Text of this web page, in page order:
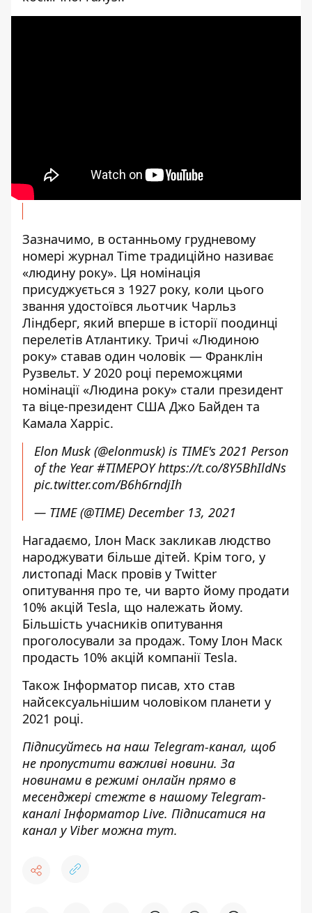
Зазначимо, в останньому грудневому
номері журнал Time традиційно називає
«людину року». Ця номінація
присуджується з 1927 року, коли цього
звання удостоївся льотчик Чарльз
Ліндберг, який вперше в історії поодинці
перелетів Атлантику. Тричі «Людиною
року» ставав один чоловік — Франклін
Рузвельт. У 2020 році переможцями
номінації «Людина року» стали президент
та віце-президент США Джо Байден та
Камала Харріс.
Elon Musk (@elonmusk) is TIME's 2021 Person
of the Year#TIMEPOY https://t.co/8Y5BhIldNs
pic.twitter.com/B6h6rndjIh
— TIME (@TIME) December 13, 2021
Нагадаємо, Ілон Маск закликав людство
народжувати більше дітей. Крім того, у
листопаді Маск провів у Twitter
опитування про те, чи варто йому продати
10% акцій Tesla, що належать йому.
Більшість учасників опитування
проголосували за продаж. Тому Ілон Маск
продасть 10% акцій компанії Tesla.
Також Інформатор писав, хто став
найсексуальнішим чоловіком планети у
2021 році.
Підписуйтесь на наш Telegram-канал, щоб
не пропустити важливі новини. За
новинами в режимі онлайн прямо в
месенджері стежте в нашому Telegram-
каналіІнформатор Live. Підписатися на
канал у Viber можна тут.